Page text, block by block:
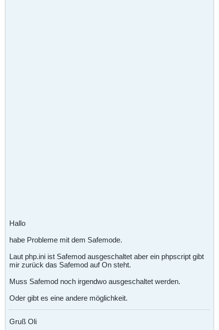
Hallo
habe Probleme mit dem Safemode.
Laut php.ini ist Safemod ausgeschaltet aber ein phpscript gibt
mir zurück das Safemod auf On steht.
Muss Safemod noch irgendwo ausgeschaltet werden.
Oder gibt es eine andere möglichkeit.
Gruß Oli